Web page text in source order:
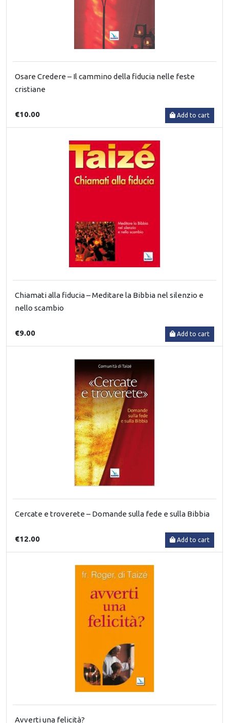
Osare Credere – Il cammino della fiducia nelle feste
cristiane
€10.00 Add to cart
Chiamati alla fiducia – Meditare la Bibbia nel silenzio e
nello scambio
€9.00 Add to cart
Cercate e troverete – Domande sulla fede e sulla Bibbia
€12.00 Add to cart
Avverti una felicità?